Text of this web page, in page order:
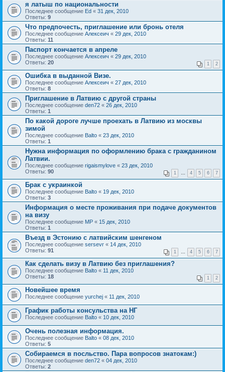
я латыш по национальности
Последнее сообщение Ed « 31 дек, 2010
Ответы: 9
Что предпочесть, приглашение или бронь отеля
Последнее сообщение Алексеич « 29 дек, 2010
Ответы: 11
Паспорт кончается в апреле
Последнее сообщение Алексеич « 29 дек, 2010
Ответы: 20 1 2
Ошибка в выданной Визе.
Последнее сообщение Алексеич « 27 дек, 2010
Ответы: 8
Приглашение в Латвию с другой страны
Последнее сообщение den72 « 26 дек, 2010
Ответы: 1
По какой дороге лучше проехать в Латвию из москвы
зимой
Последнее сообщение Balto « 23 дек, 2010
Ответы: 1
Нужна информация по оформлению брака с гражданином
Латвии.
Последнее сообщение rigaismylove « 23 дек, 2010
Ответы: 90 1 … 4 5 6 7
Брак с украинкой
Последнее сообщение Balto « 19 дек, 2010
Ответы: 3
Информация о месте проживания при подаче документов
на визу
Последнее сообщение MP « 15 дек, 2010
Ответы: 1
Въезд в Эстонию с латвийским шенгеном
Последнее сообщение sersevr « 14 дек, 2010
Ответы: 91 1 … 4 5 6 7
Как сделать визу в Латвию без приглашения?
Последнее сообщение Balto « 11 дек, 2010
Ответы: 18 1 2
Новейшее время
Последнее сообщение yurchej « 11 дек, 2010
График работы консульства на НГ
Последнее сообщение Balto « 10 дек, 2010
Очень полезная информация.
Последнее сообщение Balto « 08 дек, 2010
Ответы: 5
Собираемся в посльство. Пара вопросов знатокам:)
Последнее сообщение den72 « 04 дек, 2010
Ответы: 2